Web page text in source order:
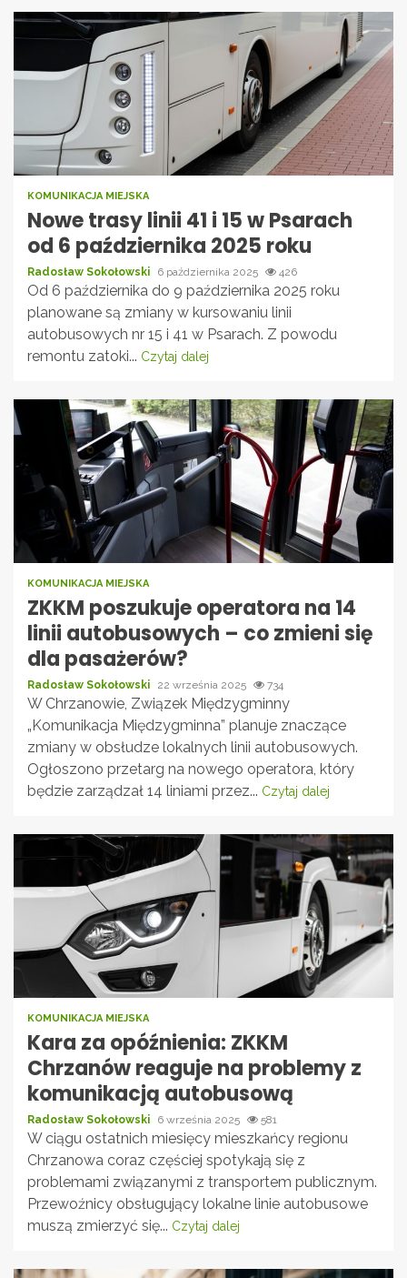
KOMUNIKACJA MIEJSKA
Nowe trasy linii 41 i 15 w Psarach
od 6 października 2025 roku
Radosław Sokołowski 6 października 2025 426
Od 6 października do 9 października 2025 roku
planowane są zmiany w kursowaniu linii
autobusowych nr 15 i 41 w Psarach. Z powodu
remontu zatoki... Czytaj dalej
KOMUNIKACJA MIEJSKA
ZKKM poszukuje operatora na 14
linii autobusowych – co zmieni się
dla pasażerów?
Radosław Sokołowski 22 września 2025 734
W Chrzanowie, Związek Międzygminny
„Komunikacja Międzygminna” planuje znaczące
zmiany w obsłudze lokalnych linii autobusowych.
Ogłoszono przetarg na nowego operatora, który
będzie zarządzał 14 liniami przez... Czytaj dalej
KOMUNIKACJA MIEJSKA
Kara za opóźnienia: ZKKM
Chrzanów reaguje na problemy z
komunikacją autobusową
Radosław Sokołowski 6 września 2025 581
W ciągu ostatnich miesięcy mieszkańcy regionu
Chrzanowa coraz częściej spotykają się z
problemami związanymi z transportem publicznym.
Przewoźnicy obsługujący lokalne linie autobusowe
muszą zmierzyć się... Czytaj dalej